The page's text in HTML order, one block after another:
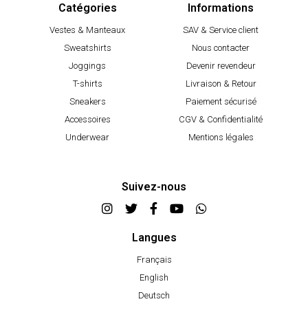
Catégories
Vestes & Manteaux
Sweatshirts
Joggings
T-shirts
Sneakers
Accessoires
Underwear
Informations
SAV & Service client
Nous contacter
Devenir revendeur
Livraison & Retour
Paiement sécurisé
CGV & Confidentialité
Mentions légales
Suivez-nous
Langues
Français
English
Deutsch